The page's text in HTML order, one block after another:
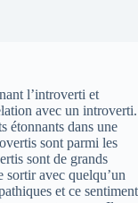
l’introverti et
avec un introverti.
étonnants dans une
sont parmi les
sont de grands
sortir avec quelqu’un
et ce sentiment